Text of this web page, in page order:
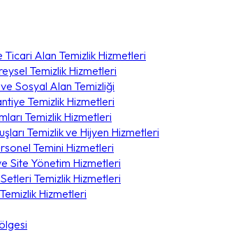
Ticari Alan Temizlik Hizmetleri
Temizlik Hizmetleri
Sosyal Alan Temizliği
Temizlik Hizmetleri
Temizlik Hizmetleri
Temizlik ve Hijyen Hizmetleri
Temini Hizmetleri
Site Yönetim Hizmetleri
Temizlik Hizmetleri
Hizmetleri